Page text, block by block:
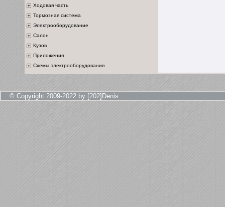
Ходовая часть
Тормозная система
Электрооборудование
Салон
Кузов
Приложения
Схемы электрооборудования
© Copyright 2009-2022 by [202]Denis